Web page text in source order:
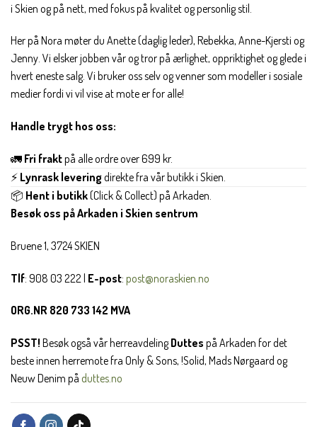
i Skien og på nett, med fokus på kvalitet og personlig stil.
Her på Nora møter du Anette (daglig leder), Rebekka, Anne-Kjersti og
Jenny. Vi elsker jobben vår og tror på ærlighet, oppriktighet og glede i
hvert eneste salg. Vi bruker oss selv og venner som modeller i sosiale
medier fordi vi vil vise at mote er for alle!
Handle trygt hos oss:
🚛 Fri fraktpå alle ordre over 699 kr.
⚡ Lynrask leveringdirekte fra vår butikk i Skien.
📦 Hent i butikk(Click & Collect) på Arkaden.
Besøk oss på Arkaden i Skien sentrum
Bruene 1, 3724 SKIEN
Tlf: 908 03 222 | E-post: post@noraskien.no
ORG.NR 820 733 142 MVA
PSST! Besøk også vår herreavdelingDuttes på Arkaden for det
beste innen herremote fra Only & Sons, !Solid, Mads Nørgaard og
Neuw Denim på duttes.no